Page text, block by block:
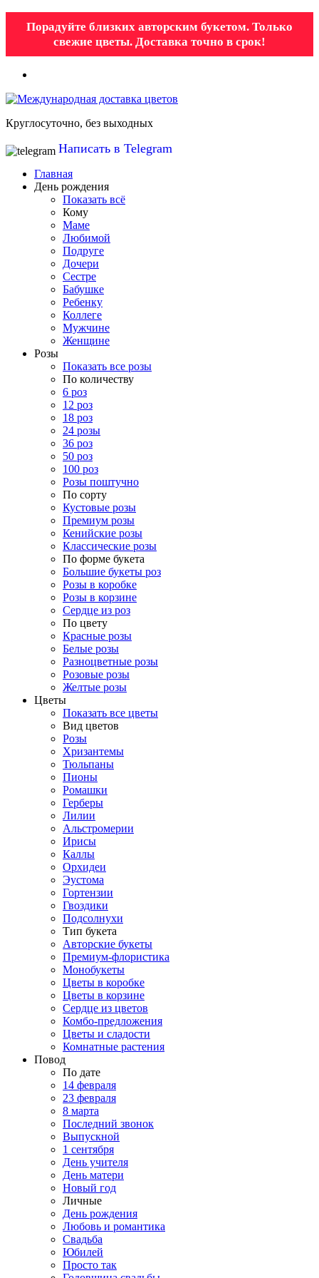
Порадуйте близких авторским букетом. Только
свежие цветы. Доставка точно в срок!
Круглосуточно, без выходных
Написать в Telegram
Главная
День рождения
Показать всё
Кому
Маме
Любимой
Подруге
Дочери
Сестре
Бабушке
Ребенку
Коллеге
Мужчине
Женщине
Розы
Показать все розы
По количеству
6 роз
12 роз
18 роз
24 розы
36 роз
50 роз
100 роз
Розы поштучно
По сорту
Кустовые розы
Премиум розы
Кенийские розы
Классические розы
По форме букета
Большие букеты роз
Розы в коробке
Розы в корзине
Сердце из роз
По цвету
Красные розы
Белые розы
Разноцветные розы
Розовые розы
Желтые розы
Цветы
Показать все цветы
Вид цветов
Розы
Хризантемы
Тюльпаны
Пионы
Ромашки
Герберы
Лилии
Альстромерии
Ирисы
Каллы
Орхидеи
Эустома
Гортензии
Гвоздики
Подсолнухи
Тип букета
Авторские букеты
Премиум-флористика
Монобукеты
Цветы в коробке
Цветы в корзине
Сердце из цветов
Комбо-предложения
Цветы и сладости
Комнатные растения
Повод
По дате
14 февраля
23 февраля
8 марта
Последний звонок
Выпускной
1 сентября
День учителя
День матери
Новый год
Личные
День рождения
Любовь и романтика
Свадьба
Юбилей
Просто так